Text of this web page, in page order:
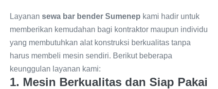
Layanan sewa bar bender Sumenep kami hadir untuk
memberikan kemudahan bagi kontraktor maupun individu
yang membutuhkan alat konstruksi berkualitas tanpa
harus membeli mesin sendiri. Berikut beberapa
keunggulan layanan kami:
1. Mesin Berkualitas dan Siap Pakai